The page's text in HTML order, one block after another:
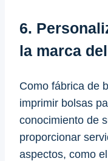
6.
la marca
Como fábrica de
imprimir bolsas
conocimiento de
proporcionar
aspectos, como